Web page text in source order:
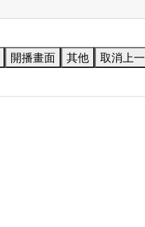
開播畫面 其他 取消上